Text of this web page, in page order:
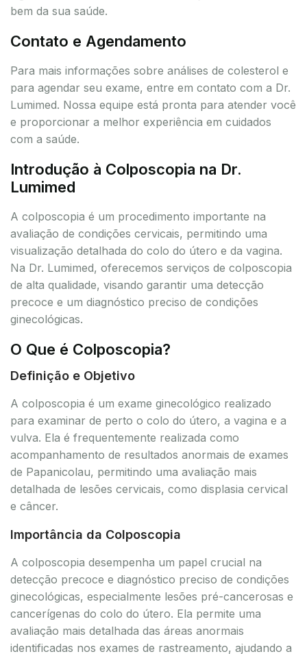
bem da sua saúde.
Contato e Agendamento
Para mais informações sobre análises de colesterol e
para agendar seu exame, entre em contato com a Dr.
Lumimed. Nossa equipe está pronta para atender você
e proporcionar a melhor experiência em cuidados
com a saúde.
Introdução à Colposcopia na Dr.
Lumimed
A colposcopia é um procedimento importante na
avaliação de condições cervicais, permitindo uma
visualização detalhada do colo do útero e da vagina.
Na Dr. Lumimed, oferecemos serviços de colposcopia
de alta qualidade, visando garantir uma detecção
precoce e um diagnóstico preciso de condições
ginecológicas.
O Que é Colposcopia?
Definição e Objetivo
A colposcopia é um exame ginecológico realizado
para examinar de perto o colo do útero, a vagina e a
vulva. Ela é frequentemente realizada como
acompanhamento de resultados anormais de exames
de Papanicolau, permitindo uma avaliação mais
detalhada de lesões cervicais, como displasia cervical
e câncer.
Importância da Colposcopia
A colposcopia desempenha um papel crucial na
detecção precoce e diagnóstico preciso de condições
ginecológicas, especialmente lesões pré-cancerosas e
cancerígenas do colo do útero. Ela permite uma
avaliação mais detalhada das áreas anormais
identificadas nos exames de rastreamento, ajudando a